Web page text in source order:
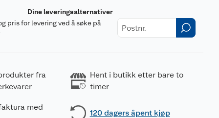
Dine leveringsalternativer
pris for levering ved å søke på
fra
Hent i butikk etter bare to
timer
med
120 dagers åpent kjøp